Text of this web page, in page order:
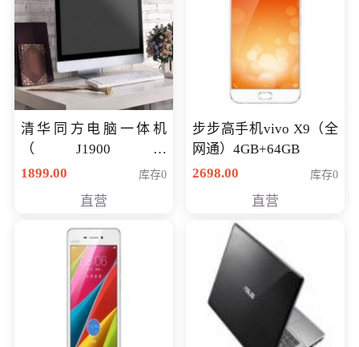
清华同方电脑一体机
（J1900四
核/4G/120G0.8CM厚度
1899.00 库存0
直营
步步高手机vivo X9（全
网通）4GB+64GB
2698.00
库存0
直营